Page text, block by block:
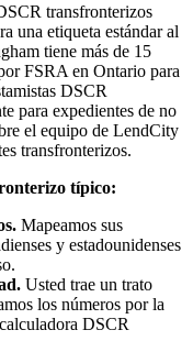
transfronterizos
una etiqueta estándar al
tiene más de 15
FSRA en Ontario para
DSCR
para expedientes de no
el equipo de LendCity
transfronterizos.
típico:
Mapeamos sus
y estadounidenses
Usted trae un trato
los números por la
DSCR